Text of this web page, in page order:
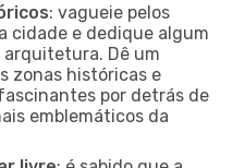
: vagueie pelos
cidade e dedique algum
arquitetura. Dê um
zonas históricas e
por detrás de
emblemáticos da